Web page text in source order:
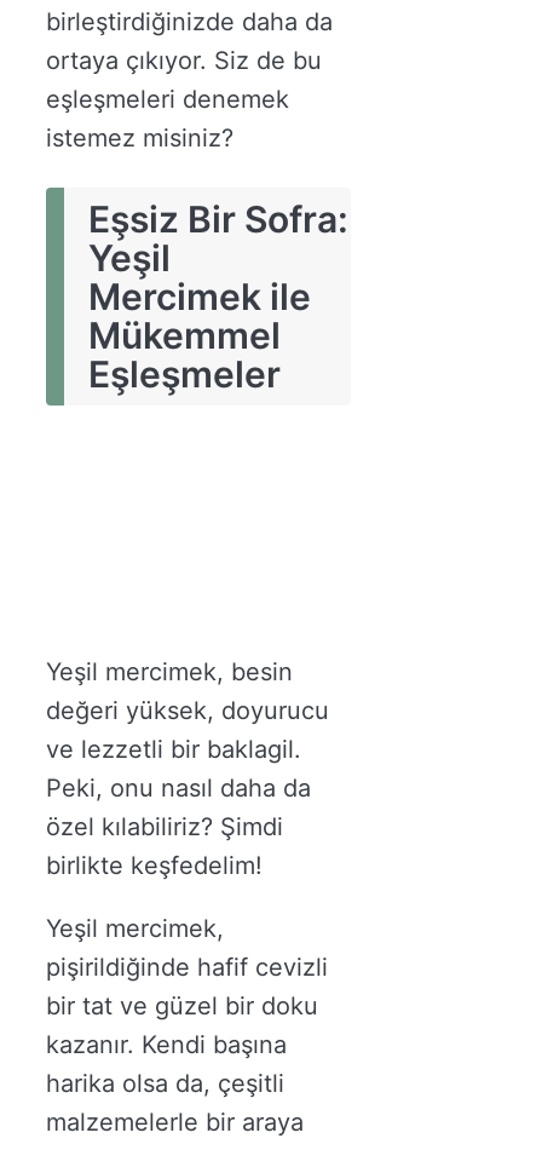
birleştirdiğinizde daha da
ortaya çıkıyor. Siz de bu
eşleşmeleri denemek
istemez misiniz?
Eşsiz Bir Sofra:
Yeşil
Mercimek ile
Mükemmel
Eşleşmeler
Yeşil mercimek, besin
değeri yüksek, doyurucu
ve lezzetli bir baklagil.
Peki, onu nasıl daha da
özel kılabiliriz? Şimdi
birlikte keşfedelim!
Yeşil mercimek,
pişirildiğinde hafif cevizli
bir tat ve güzel bir doku
kazanır. Kendi başına
harika olsa da, çeşitli
malzemelerle bir araya